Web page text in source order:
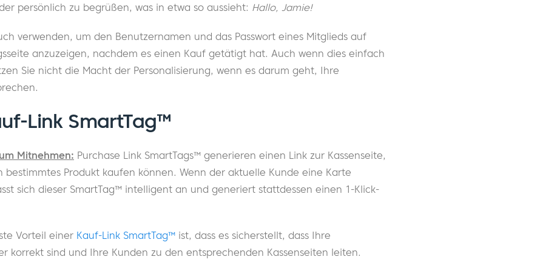
persönlich zu begrüßen, was in etwa so aussieht: Hallo, Jamie!
verwenden, um den Benutzernamen und das Passwort eines Mitglieds auf
anzuzeigen, nachdem es einen Kauf getätigt hat. Auch wenn dies einfach
Sie nicht die Macht der Personalisierung, wenn es darum geht, Ihre
Link SmartTag™
Mitnehmen: Purchase Link SmartTags™ generieren einen Link zur Kassenseite,
bestimmtes Produkt kaufen können. Wenn der aktuelle Kunde eine Karte
sich dieser SmartTag™ intelligent an und generiert stattdessen einen 1-Klick-
Vorteil einer Kauf-Link SmartTag™ ist, dass es sicherstellt, dass Ihre
korrekt sind und Ihre Kunden zu den entsprechenden Kassenseiten leiten.